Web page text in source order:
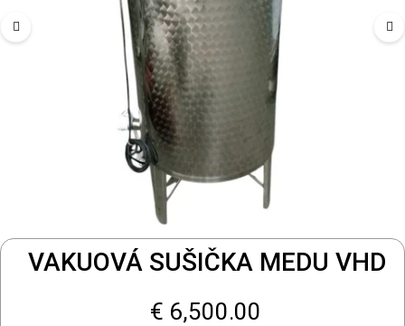
VAKUOVÁ SUŠIČKA MEDU VHD
€ 6,500.00